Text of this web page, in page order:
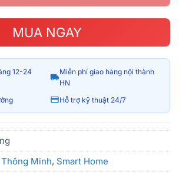
MUA NGAY
12-24
Miễn phí giao hàng nội thành
HN
Hỗ trợ kỹ thuật 24/7
Thông Minh, Smart Home